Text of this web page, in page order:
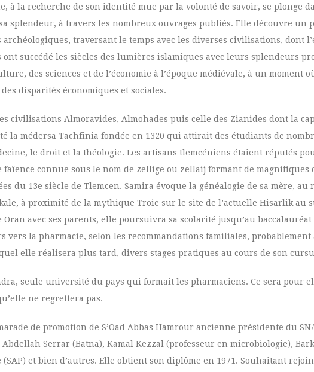
à la recherche de son identité mue par la volonté de savoir, se plonge
splendeur, à travers les nombreux ouvrages publiés. Elle découvre un
traversant le temps avec les diverses civilisations, dont
succédé les siècles des lumières islamiques avec leurs splendeurs
des sciences et de l’économie à l’époque médiévale, à un moment
disparités économiques et sociales.
civilisations Almoravides, Almohades puis celle des Zianides dont la
la médersa Tachfinia fondée en 1320 qui attirait des étudiants de
le droit et la théologie. Les artisans tlemcéniens étaient réputés
connue sous le nom de zellige ou zellaij formant de magnifiques
du 13e siècle de Tlemcen. Samira évoque la généalogie de sa mère,
à proximité de la mythique Troie sur le site de l’actuelle Hisarlik au
avec ses parents, elle poursuivra sa scolarité jusqu’au
vers la pharmacie, selon les recommandations familiales,
elle réalisera plus tard, divers stages pratiques au cours de son
seule université du pays qui formait les pharmaciens. Ce sera
ne regrettera pas.
de promotion de S’Oad Abbas Hamrour ancienne présidente du
Serrar (Batna), Kamal Kezzal (professeur en microbiologie),
(SAP) et bien d’autres. Elle obtient son diplôme en 1971. Souhaitant